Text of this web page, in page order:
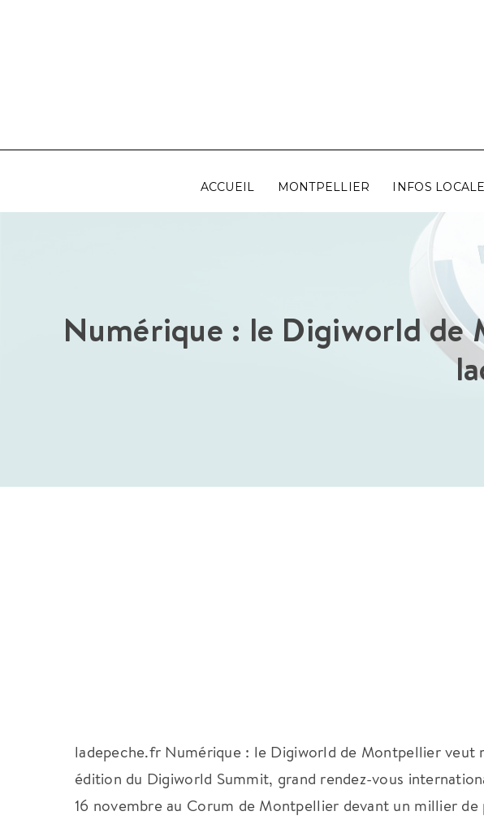
ACCUEIL MONTPELLIER INFOS
Numérique : le Digiworld
ladepeche.fr Numérique : le Digiworld de Montpellier
édition du Digiworld Summit, grand rendez-vous
16 novembre au Corum de Montpellier devant un millier